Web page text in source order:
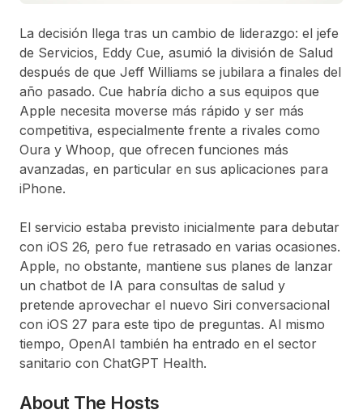
La decisión llega tras un cambio de liderazgo: el jefe
de Servicios, Eddy Cue, asumió la división de Salud
después de que Jeff Williams se jubilara a finales del
año pasado. Cue habría dicho a sus equipos que
Apple necesita moverse más rápido y ser más
competitiva, especialmente frente a rivales como
Oura y Whoop, que ofrecen funciones más
avanzadas, en particular en sus aplicaciones para
iPhone.
El servicio estaba previsto inicialmente para debutar
con iOS 26, pero fue retrasado en varias ocasiones.
Apple, no obstante, mantiene sus planes de lanzar
un chatbot de IA para consultas de salud y
pretende aprovechar el nuevo Siri conversacional
con iOS 27 para este tipo de preguntas. Al mismo
tiempo, OpenAI también ha entrado en el sector
sanitario con ChatGPT Health.
About The Hosts